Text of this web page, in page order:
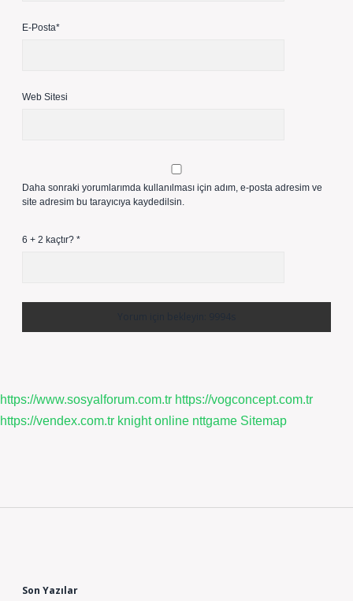
E-Posta*
Web Sitesi
Daha sonraki yorumlarımda kullanılması için adım, e-posta adresim ve
site adresim bu tarayıcıya kaydedilsin.
6 + 2 kaçtır? *
https://www.sosyalforum.com.tr https://vogconcept.com.tr
https://vendex.com.tr knight online nttgame Sitemap
Son Yazılar